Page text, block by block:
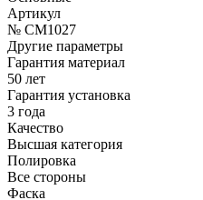
Артикул
№ CM1027
Другие параметры
Гарантия материал
50 лет
Гарантия установка
3 года
Качество
Высшая категория
Полировка
Все стороны
Фаска